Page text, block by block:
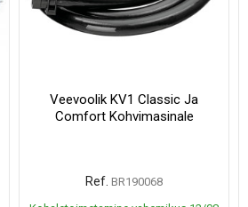
Veevoolik KV1 Classic Ja
Comfort Kohvimasinale
Ref. BR190068